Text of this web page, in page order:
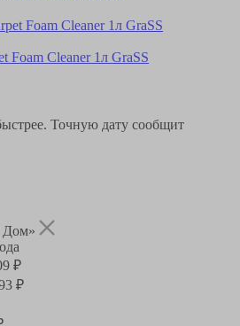
Foam Cleaner 1л GraSS
Точную дату сообщит
Дом»
₽
₽